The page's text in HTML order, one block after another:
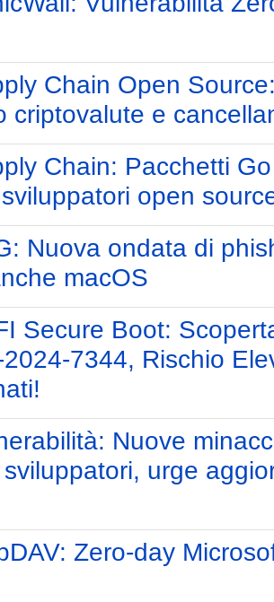
Chain Open
criptovalute e
Chain: Pacchetti
open
Nuova ondata di
macOS
Secure Boot:
7344, Rischio
Nuove
urge
Zero-day